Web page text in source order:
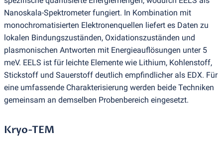
Nanoskala-Spektrometer fungiert. In Kombination mit
monochromatisierten Elektronenquellen liefert es Daten zu
lokalen Bindungszuständen, Oxidationszuständen und
plasmonischen Antworten mit Energieauflösungen unter 5
meV. EELS ist für leichte Elemente wie Lithium, Kohlenstoff,
Stickstoff und Sauerstoff deutlich empfindlicher als EDX. Für
eine umfassende Charakterisierung werden beide Techniken
gemeinsam an demselben Probenbereich eingesetzt.
Kryo-TEM